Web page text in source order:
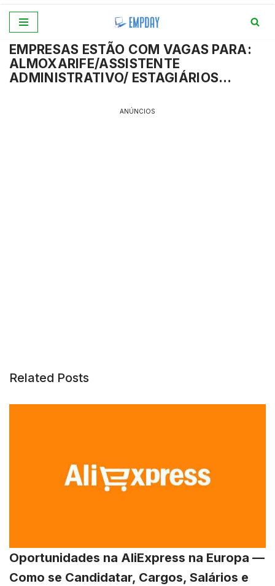
para
o
conteúdo
EMPRESAS ESTÃO COM VAGAS PARA:
ALMOXARIFE/ASSISTENTE
ADMINISTRATIVO/ ESTAGIÁRIOS…
ANÚNCIOS
Related Posts
Oportunidades na AliExpress na Europa —
Como se Candidatar, Cargos, Salários e